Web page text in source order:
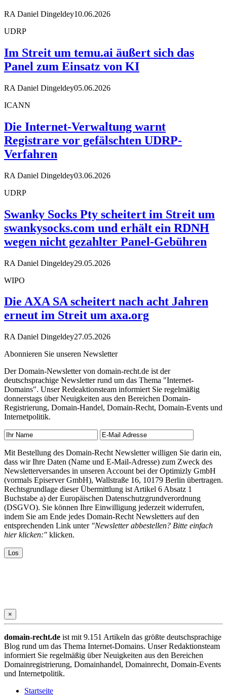
RA Daniel Dingeldey10.06.2026
UDRP
Im Streit um temu.ai äußert sich das
Panel zum Einsatz von KI
RA Daniel Dingeldey05.06.2026
ICANN
Die Internet-Verwaltung warnt
Registrare vor gefälschten UDRP-
Verfahren
RA Daniel Dingeldey03.06.2026
UDRP
Swanky Socks Pty scheitert im Streit um
swankysocks.com und erhält ein RDNH
wegen nicht gezahlter Panel-Gebühren
RA Daniel Dingeldey29.05.2026
WIPO
Die AXA SA scheitert nach acht Jahren
erneut im Streit um axa.org
RA Daniel Dingeldey27.05.2026
Abonnieren Sie unseren Newsletter
Der Domain-Newsletter von domain-recht.de ist der
deutschsprachige Newsletter rund um das Thema "Internet-
Domains". Unser Redeaktionsteam informiert Sie regelmäßig
donnerstags über Neuigkeiten aus den Bereichen Domain-
Registrierung, Domain-Handel, Domain-Recht, Domain-Events und
Internetpolitik.
Mit Bestellung des Domain-Recht Newsletter willigen Sie darin ein,
dass wir Ihre Daten (Name und E-Mail-Adresse) zum Zweck des
Newsletterversandes in unseren Account bei der Optimizly GmbH
(vormals Episerver GmbH), Wallstraße 16, 10179 Berlin übertragen.
Rechtsgrundlage dieser Übermittlung ist Artikel 6 Absatz 1
Buchstabe a) der Europäischen Datenschutzgrundverordnung
(DSGVO). Sie können Ihre Einwilligung jederzeit widerrufen,
indem Sie am Ende jedes Domain-Recht Newsletters auf den
entsprechenden Link unter "Newsletter abbestellen? Bitte einfach
hier klicken:" klicken.
×
domain-recht.de ist mit 9.151 Artikeln das größte deutschsprachige
Blog rund um das Thema Internet-Domains. Unser Redaktionsteam
informiert Sie regelmäßig über Neuigkeiten aus den Bereichen
Domainregistrierung, Domainhandel, Domainrecht, Domain-Events
und Internetpolitik.
Startseite